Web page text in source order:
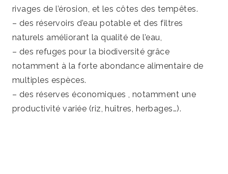
rivages de l’érosion, et les côtes des tempêtes.
– des réservoirs d’eau potable et des filtres
naturels améliorant la qualité de l’eau,
– des refuges pour la biodiversité grâce
notamment à la forte abondance alimentaire de
multiples espèces.
– des réserves économiques , notamment une
productivité variée (riz, huîtres, herbages…).